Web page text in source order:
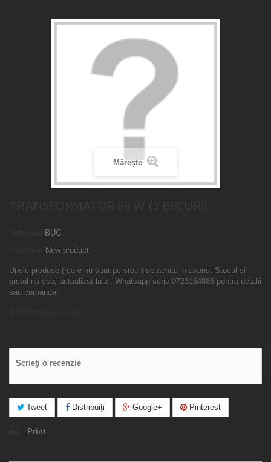
Mărește
BUC
New product
Unele produse ( care nu sunt pe stoc ) se achita in avans. Stocul si
pretul nu este actualizat la zi. Whatsapp scris 0723164886 pentru detalii
sau comanda.
Scrieţi o recenzie
Tweet Distribuiţi Google+ Pinterest
Print